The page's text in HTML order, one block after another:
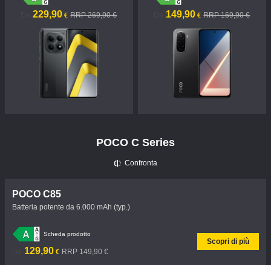
229,90 €
Current Price €229.9RRP 269,90 €
Prezzo promozionale 269,90 € 149,90 €
Current Price €149.9RRP 169,90 €
Prezzo promozionale 169,90 €
POCO C Series
Confronta
POCO C85
Batteria potente da 6.000 mAh (typ.)
Scheda prodotto
129,90 €
Current Price €129.9RRP 149,90 €
Prezzo promozionale 149,90 €
Scopri di più